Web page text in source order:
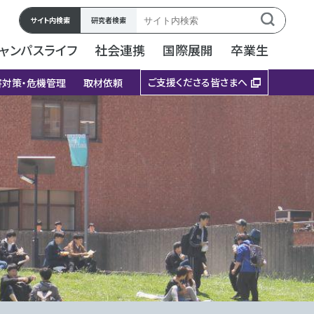
サイト内検索 研究者検索
ンパスライフ 社会連携 国際展開 卒業生
策・危機管理 取材依頼 ご支援くださる皆さまへ